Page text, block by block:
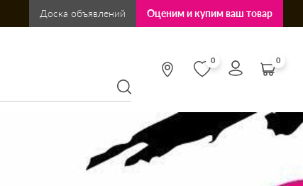
Доска объявлений Оценим и купим ваш товар
0 0